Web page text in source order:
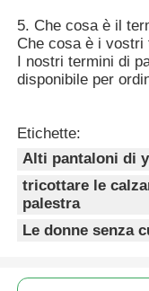
5. Che cosa è il
Che cosa è i vostri
I nostri termini di
disponibile per
Etichette:
Alti pantaloni di
tricottare le
palestra
Le donne senza